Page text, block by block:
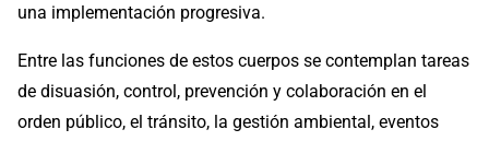
una implementación progresiva.
Entre las funciones de estos cuerpos se contemplan tareas
de disuasión, control, prevención y colaboración en el
orden público, el tránsito, la gestión ambiental, eventos